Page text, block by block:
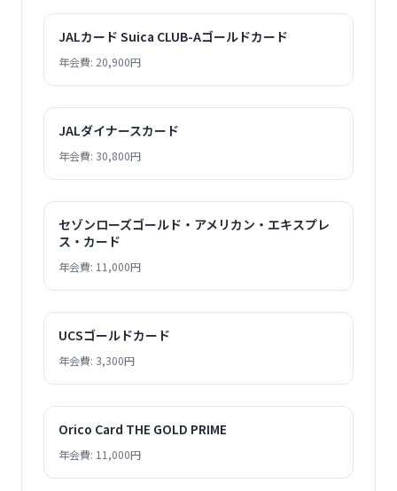
JALカード Suica CLUB-Aゴールドカード
年会費: 20,900円
JALダイナースカード
年会費: 30,800円
セゾンローズゴールド・アメリカン・エキスプレ
ス・カード
年会費: 11,000円
UCSゴールドカード
年会費: 3,300円
Orico Card THE GOLD PRIME
年会費: 11,000円